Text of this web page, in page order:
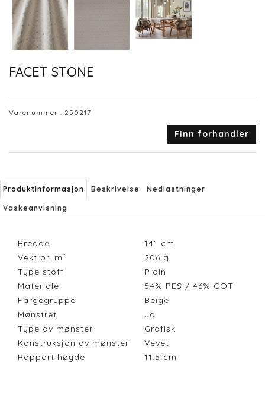
FACET STONE
Varenummer : 250217
Finn forhandler
Produktinformasjon Beskrivelse Nedlastninger
Vaskeanvisning
Bredde 141 cm
Vekt pr. m²
206 g
Type stoff
Plain
Materiale
54% PES / 46% COT
Fargegruppe
Beige
Mønstret
Ja
Type av mønster
Grafisk
Konstruksjon av mønster
Vevet
Rapport høyde
11.5 cm